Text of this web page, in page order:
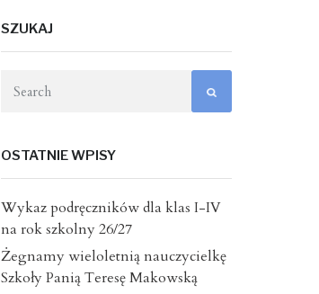
SZUKAJ
OSTATNIE WPISY
Wykaz podręczników dla klas I-IV
na rok szkolny 26/27
Żegnamy wieloletnią nauczycielkę
Szkoły Panią Teresę Makowską